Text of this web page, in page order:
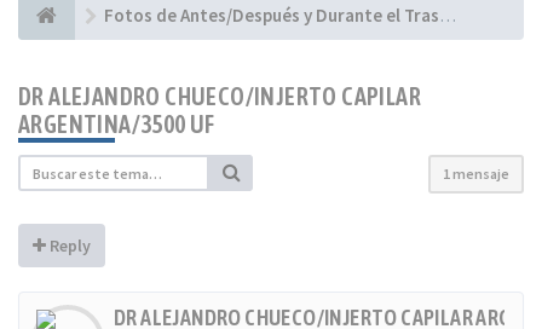
Fotos de Antes/Después y Durante el Trasplante - Casos presentados por Clínicas
DR ALEJANDRO CHUECO/INJERTO CAPILAR
ARGENTINA/3500 UF
1 mensaje
Reply
DR ALEJANDRO CHUECO/INJERTO CAPILAR